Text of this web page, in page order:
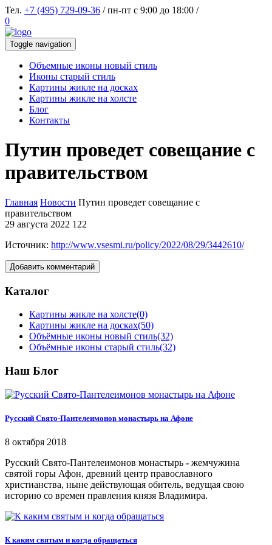
Тел. +7 (495) 729-09-36 / пн-пт с 9:00 до 18:00 /
0
Toggle navigation
Объемные иконы новый стиль
Иконы старый стиль
Картины жикле на досках
Картины жикле на холсте
Блог
Контакты
Путин проведет совещание с
правительством
Главная Новости Путин проведет совещание с
правительством
29 августа 2022 122
Источник: http://www.vsesmi.ru/policy/2022/08/29/3442610/
Добавить комментарий
Каталог
Картины жикле на холсте(0)
Картины жикле на досках(50)
Объёмные иконы новый стиль(32)
Объёмные иконы старый стиль(32)
Наш Блог
Русский Свято-Пантелеимонов монастырь на Афоне
8 октября 2018
Русский Свято-Пантелеимонов монастырь - жемчужина
святой горы Афон, древний центр православного
христианства, ныне действующая обитель, ведущая свою
историю со времен правления князя Владимира.
К каким святым и когда обращаться